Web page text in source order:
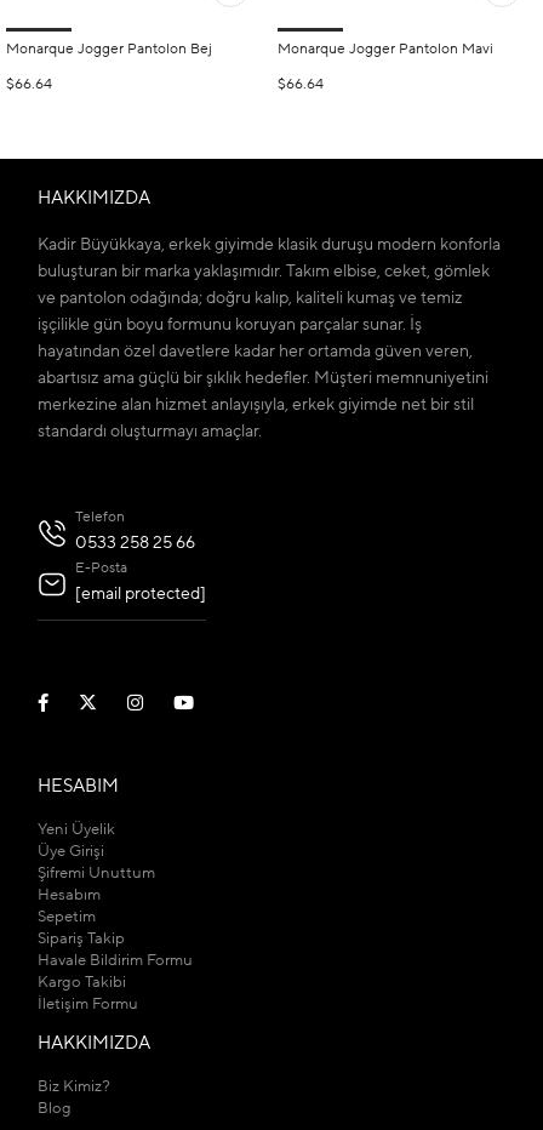
Monarque Jogger Pantolon Bej
$66.64
Monarque Jogger Pantolon Mavi
$66.64
HAKKIMIZDA
Kadir Büyükkaya, erkek giyimde klasik duruşu modern konforla
buluşturan bir marka yaklaşımıdır. Takım elbise, ceket, gömlek
ve pantolon odağında; doğru kalıp, kaliteli kumaş ve temiz
işçilikle gün boyu formunu koruyan parçalar sunar. İş
hayatından özel davetlere kadar her ortamda güven veren,
abartısız ama güçlü bir şıklık hedefler. Müşteri memnuniyetini
merkezine alan hizmet anlayışıyla, erkek giyimde net bir stil
standardı oluşturmayı amaçlar.
Telefon
0533 258 25 66
E-Posta
[email protected]
HESABIM
Yeni Üyelik
Üye Girişi
Şifremi Unuttum
Hesabım
Sepetim
Sipariş Takip
Havale Bildirim Formu
Kargo Takibi
İletişim Formu
HAKKIMIZDA
Biz Kimiz?
Blog